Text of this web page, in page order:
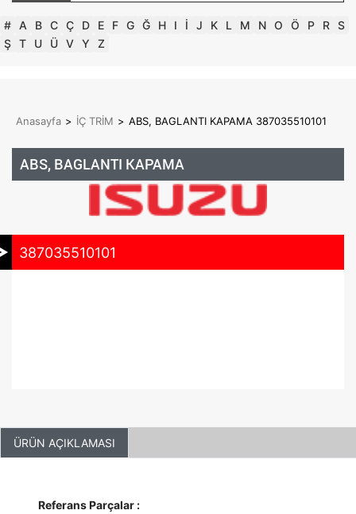
# A B C Ç D E F G Ğ H I İ J K L M N O Ö P R S
Ş T U Ü V Y Z
Anasayfa > İÇ TRİM > ABS, BAGLANTI KAPAMA 387035510101
ABS, BAGLANTI KAPAMA
387035510101
ÜRÜN AÇIKLAMASI
Referans Parçalar :